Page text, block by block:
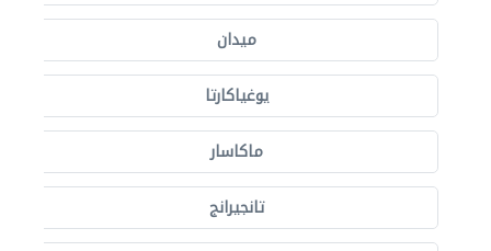
ميدان
يوغياكارتا
ماكاسار
تانجيرانج